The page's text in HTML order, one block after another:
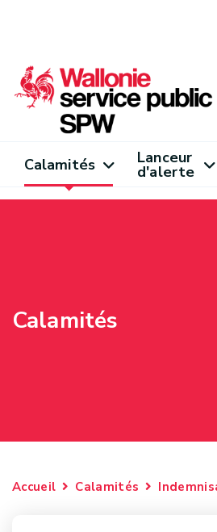
Calamités Lanceur
d'alerte
Calamités
Accueil Calamités